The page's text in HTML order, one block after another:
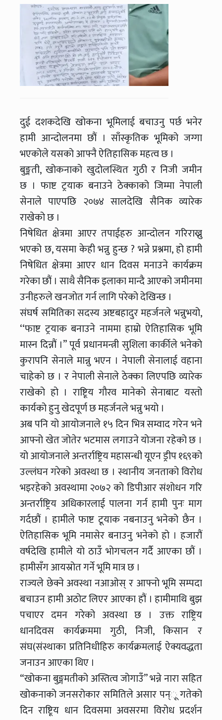
दुई दशकदेखि खोकना भूमिलाई बचाउनु पर्छ भनेर
हामी आन्दोलनमा छौं । साँस्कृतिक भूमिको जग्गा
भएकोले यसको आफ्नै ऐतिहासिक महत्व छ ।
बुङ्मती, खोकनाको खुदोलस्थित गुठी र निजी जमीन
छ । फाष्ट ट्रयाक बनाउने ठेक्काको जिम्मा नेपाली
सेनाले पाएपछि २०७४ सालदेखि सैनिक व्यारेक
राखेको छ ।
निषेधित क्षेत्रमा आएर तपाईहरु आन्दोलन गरिराख्नु
भएको छ, यसमा केही भन्नु हुन्छ ? भन्ने प्रश्नमा, हो हामी
निषेधित क्षेत्रमा आएर धान दिवस मनाउने कार्यक्रम
गरेका छौं । साथै सैनिक इलाका मान्दै आएको जमीनमा
उनीहरुले खनजोत गर्न लागि परेको देखिन्छ ।
संघर्ष समितिका सदस्य अष्टबहादुर महर्जनले भन्नुभयो,
‘‘फाष्ट ट्रयाक बनाउने नाममा हाम्रो ऐतिहासिक भूमि
मास्न दिन्नौं ।’’ पूर्व प्रधानमन्त्री सुशिला कार्कीले भनेको
कुरापनि सेनाले मान्नु भएन । नेपाली सेनालाई वहाना
चाहेको छ । र नेपाली सेनाले ठेक्का लिएपछि व्यारेक
राखेको हो । राष्टिूय गौरव मानेको सेनाबाट यस्तो
कार्यको हुनु खेदपूर्ण छ महर्जनले भन्नु भयो ।
अब पनि यो आयोजनाले १५ दिन भित्र सम्वाद गरेन भने
आफ्नो खेत जोतेर भटमास लगाउने योजना रहेको छ ।
यो आयोजनाले अन्तर्राष्ट्रिय महासन्धी यूएन ड्रीप १६९को
उल्लंघन गरेको अवस्था छ । स्थानीय जनताको विरोध
भइरहेको अवस्थामा २०७२ को डिपीआर संशोधन गरि
अन्तर्राष्ट्रिय अधिकारलाई पालना गर्न हामी पुनः माग
गर्दछौं । हामीले फाष्ट टूयाक नबनाउनु भनेको छैन ।
ऐतिहासिक भूमि नमासेर बनाउनु भनेको हो । हजारौं
वर्षदेखि हामीले यो ठाउँ भोगचलन गर्दै आएका छौं ।
हामीसँग आयस्रोत गर्ने भूमि मात्र छ ।
राज्यले छेक्ने अवस्था नआओस् र आफ्नो भूमि सम्पदा
बचाउन हामी अठोट लिएर आएका हौं । हामीमाथि बुझ
पचाएर दमन गरेको अवस्था छ । उक्त राष्ट्रिय
धानदिवस कार्यक्रममा गुठी, निजी, किसान र
संघ(संस्थाका प्रतिनिधीहिरु कार्यक्रमलाई ऐक्यवद्धता
जनाउन आएका थिए ।
“खोकना बुङ्गमतीको अस्तित्व जोगाउँ” भन्ने नारा सहित
खोकनाको जनसरोकार समितिले असार पन्ू गतेको
दिन राष्टिूय धान दिवसमा अवसरमा विरोध प्रदर्शन